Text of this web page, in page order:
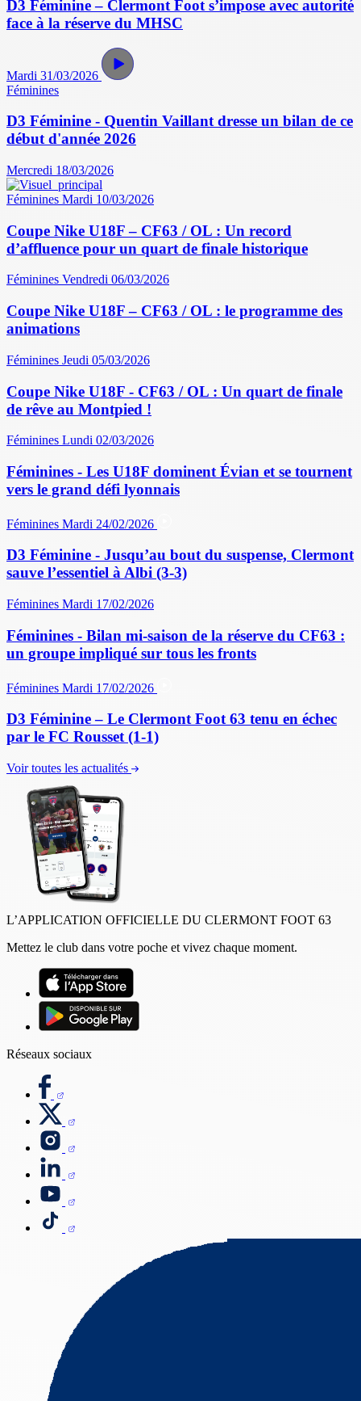
D3 Féminine – Clermont Foot s’impose avec autorité
face à la réserve du MHSC
Mardi 31/03/2026
Féminines
D3 Féminine - Quentin Vaillant dresse un bilan de ce
début d'année 2026
Mercredi 18/03/2026
Féminines Mardi 10/03/2026
Coupe Nike U18F – CF63 / OL : Un record
d’affluence pour un quart de finale historique
Féminines Vendredi 06/03/2026
Coupe Nike U18F – CF63 / OL : le programme des
animations
Féminines Jeudi 05/03/2026
Coupe Nike U18F - CF63 / OL : Un quart de finale
de rêve au Montpied !
Féminines Lundi 02/03/2026
Féminines - Les U18F dominent Évian et se tournent
vers le grand défi lyonnais
Féminines Mardi 24/02/2026
D3 Féminine - Jusqu’au bout du suspense, Clermont
sauve l’essentiel à Albi (3-3)
Féminines Mardi 17/02/2026
Féminines - Bilan mi-saison de la réserve du CF63 :
un groupe impliqué sur tous les fronts
Féminines Mardi 17/02/2026
D3 Féminine – Le Clermont Foot 63 tenu en échec
par le FC Rousset (1-1)
Voir toutes les actualités
L’APPLICATION OFFICIELLE DU CLERMONT FOOT 63
Mettez le club dans votre poche et vivez chaque moment.
Réseaux sociaux